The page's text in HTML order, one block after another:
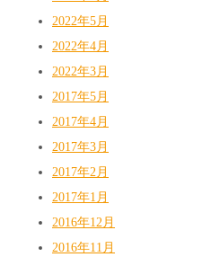
2022年5月
2022年4月
2022年3月
2017年5月
2017年4月
2017年3月
2017年2月
2017年1月
2016年12月
2016年11月